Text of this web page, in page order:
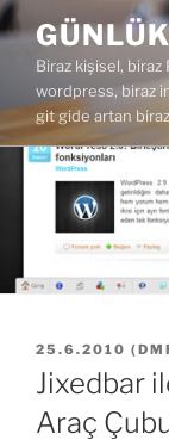
İçeriğe
geç
Biraz kişisel,
wordpress, biraz
git gide artan
YAYIM
TARIHI
25.6.2010 (
Jixedbar
Araç